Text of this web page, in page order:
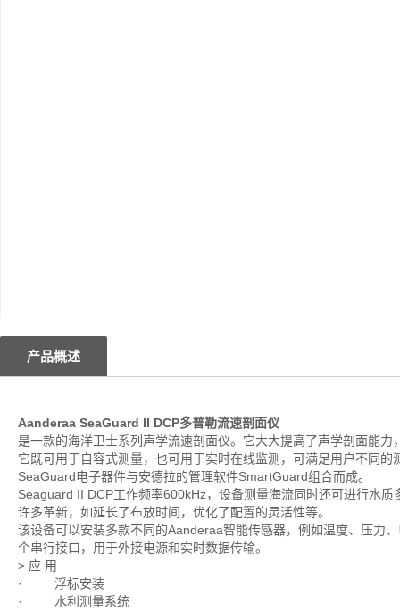
产品概述
Aanderaa SeaGuard II DCP多普勒流速剖面仪
是一款的海洋卫士系列声学流速剖面仪。它大大提高了声学剖面能
它既可用于自容式测量，也可用于实时在线监测，可满足用户不同
SeaGuard电子器件与安德拉的管理软件SmartGuard组合而成。
Seaguard II DCP工作频率600kHz，设备测量海流同时还可进行水
许多革新，如延长了布放时间，优化了配置的灵活性等。
该设备可以安装多款不同的Aanderaa智能传感器，例如温度、压力
个串行接口，用于外接电源和实时数据传输。
> 应 用
· 浮标安装
· 水利测量系统